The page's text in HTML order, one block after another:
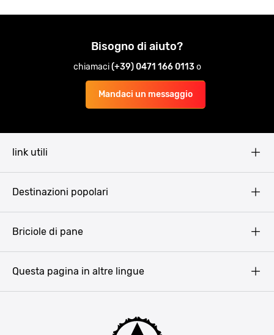
Bisogno di aiuto?
chiamaci(+39) 0471 166 0113o
Mandaci un messaggio
link utili
Destinazioni popolari
Bucarest
Briciole di pane
Questa pagina in altre lingue